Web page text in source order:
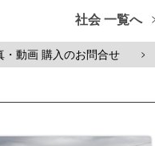
社会 一覧へ
・動画 購入のお問合せ >